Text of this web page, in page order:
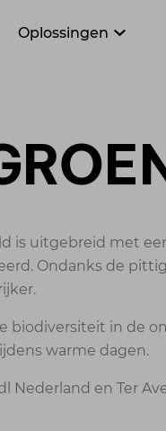
Oplossingen
is uitgebreid met
Ondanks de
biodiversiteit in de
warme dagen.
Nederland en Ter